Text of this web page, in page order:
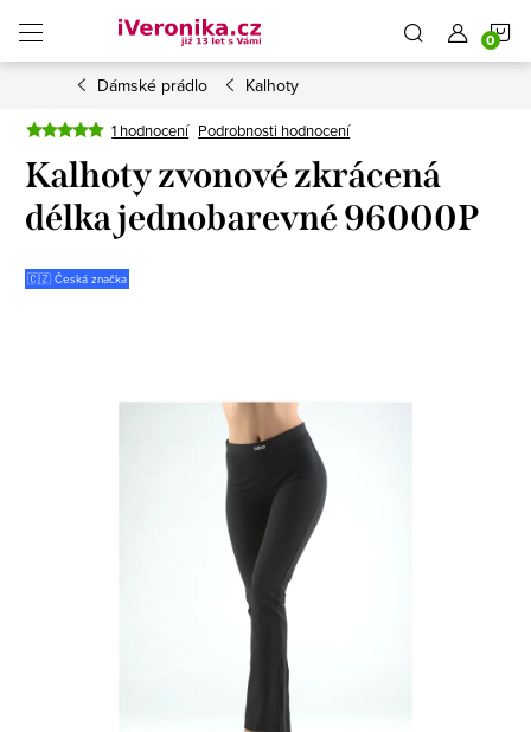
obsah
Dámské prádlo Kalhoty
1 hodnocení Podrobnosti hodnocení
Kalhoty zvonové zkrácená
délka jednobarevné 96000P
🇨🇿 Česká značka